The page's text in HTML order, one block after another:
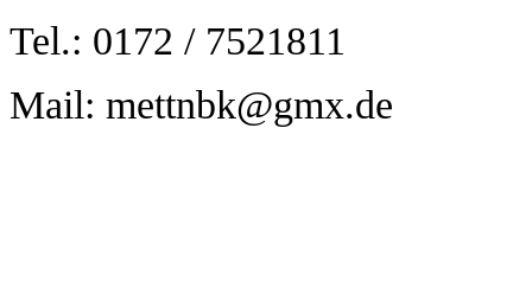
Tel.: 0172 / 7521811
Mail: mettnbk@gmx.de